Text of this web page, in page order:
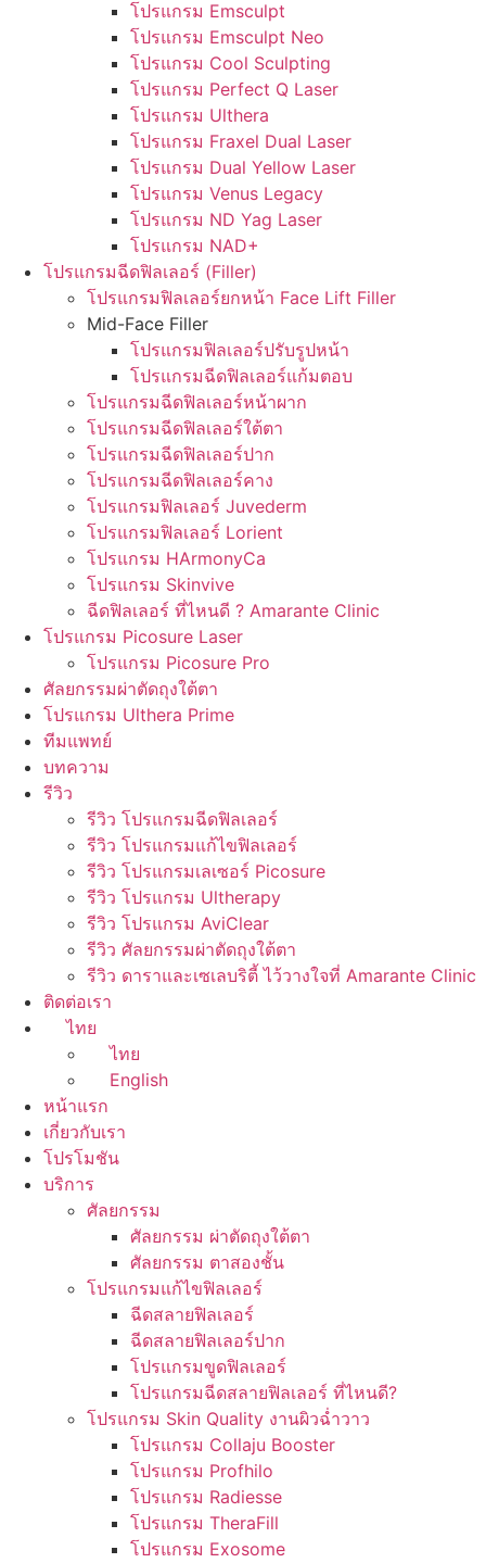
โปรแกรม Emsculpt
โปรแกรม Emsculpt Neo
โปรแกรม Cool Sculpting
โปรแกรม Perfect Q Laser
โปรแกรม Ulthera
โปรแกรม Fraxel Dual Laser
โปรแกรม Dual Yellow Laser
โปรแกรม Venus Legacy
โปรแกรม ND Yag Laser
โปรแกรม NAD+
โปรแกรมฉีดฟิลเลอร์ (Filler)
โปรแกรมฟิลเลอร์ยกหน้า Face Lift Filler
Mid-Face Filler
โปรแกรมฟิลเลอร์ปรับรูปหน้า
โปรแกรมฉีดฟิลเลอร์แก้มตอบ
โปรแกรมฉีดฟิลเลอร์หน้าผาก
โปรแกรมฉีดฟิลเลอร์ใต้ตา
โปรแกรมฉีดฟิลเลอร์ปาก
โปรแกรมฉีดฟิลเลอร์คาง
โปรแกรมฟิลเลอร์ Juvederm
โปรแกรมฟิลเลอร์ Lorient
โปรแกรม HArmonyCa
โปรแกรม Skinvive
ฉีดฟิลเลอร์ ที่ไหนดี ? Amarante Clinic
โปรแกรม Picosure Laser
โปรแกรม Picosure Pro
ศัลยกรรมผ่าตัดถุงใต้ตา
โปรแกรม Ulthera Prime
ทีมแพทย์
บทความ
รีวิว
รีวิว โปรแกรมฉีดฟิลเลอร์
รีวิว โปรแกรมแก้ไขฟิลเลอร์
รีวิว โปรแกรมเลเซอร์ Picosure
รีวิว โปรแกรม Ultherapy
รีวิว โปรแกรม AviClear
รีวิว ศัลยกรรมผ่าตัดถุงใต้ตา
รีวิว ดาราและเซเลบริตี้ ไว้วางใจที่ Amarante Clinic
ติดต่อเรา
ไทย
ไทย
English
หน้าแรก
เกี่ยวกับเรา
โปรโมชัน
บริการ
ศัลยกรรม
ศัลยกรรม ผ่าตัดถุงใต้ตา
ศัลยกรรม ตาสองชั้น
โปรแกรมแก้ไขฟิลเลอร์
ฉีดสลายฟิลเลอร์
ฉีดสลายฟิลเลอร์ปาก
โปรแกรมขูดฟิลเลอร์
โปรแกรมฉีดสลายฟิลเลอร์ ที่ไหนดี?
โปรแกรม Skin Quality งานผิวฉ่ำวาว
โปรแกรม Collaju Booster
โปรแกรม Profhilo
โปรแกรม Radiesse
โปรแกรม TheraFill
โปรแกรม Exosome